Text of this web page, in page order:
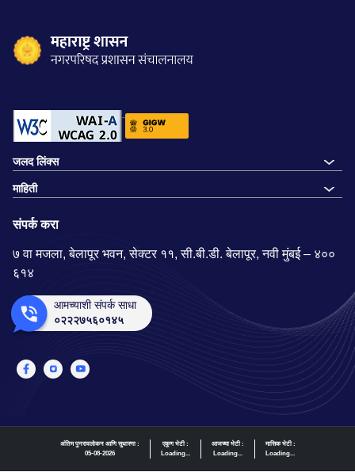
जलद लिंक्स
माहिती
संपर्क करा
७ वा मजला, बेलापूर भवन, सेक्टर ११, सी.बी.डी. बेलापूर, नवी मुंबई – ४००
६१४
आमच्याशी संपर्क साधा
०२२२७५६०१४५
अंतिम पुनरावलोकन आणि सुधारणा :
05-08-2026
एकूण भेटी :
Loading...
आजच्या भेटी :
Loading...
मासिक भेटी :
Loading...